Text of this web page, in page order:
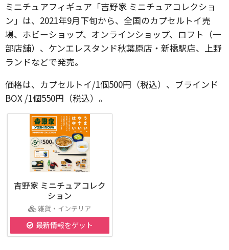
ミニチュアフィギュア「吉野家 ミニチュアコレクショ
ン」は、2021年9月下旬から、全国のカプセルトイ売
場、ホビーショップ、オンラインショップ、ロフト（一
部店舗）、ケンエレスタンド秋葉原店・新橋駅店、上野
ランドなどで発売。
価格は、カプセルトイ/1個500円（税込）、ブラインド
BOX /1個550円（税込）。
吉野家 ミニチュアコレク
ション
雑貨・インテリア
最新情報をゲット